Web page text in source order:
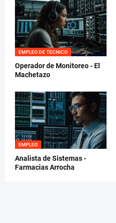
EMPLEO DE TECNICO
Operador de Monitoreo - El
Machetazo
EMPLEO
Analista de Sistemas -
Farmacias Arrocha